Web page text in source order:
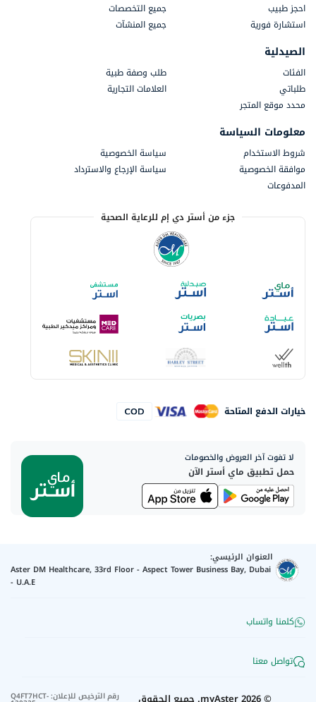
احجز طبيب
جميع التخصصات
استشارة فورية
جميع المنشآت
الصيدلية
الفئات
طلب وصفة طبية
طلباتي
العلامات التجارية
محدد موقع المتجر
معلومات السياسة
شروط الاستخدام
سياسة الخصوصية
موافقة الخصوصية
سياسة الإرجاع والاسترداد
المدفوعات
جزء من أستر دي إم للرعاية الصحية
خيارات الدفع المتاحة
لا تفوت آخر العروض والخصومات
حمل تطبيق ماي أستر الآن
العنوان الرئيسي:
Aster DM Healthcare, 33rd Floor - Aspect Tower Business Bay, Dubai
- U.A.E
كلمنا واتساب
تواصل معنا
رقم الترخيص للإعلان:
Q4FT7HCT-